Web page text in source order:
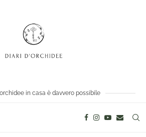
in casa è davvero possibile